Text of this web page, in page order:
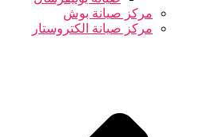
مركز صيانة بوش
مركز صيانة الكتروستار